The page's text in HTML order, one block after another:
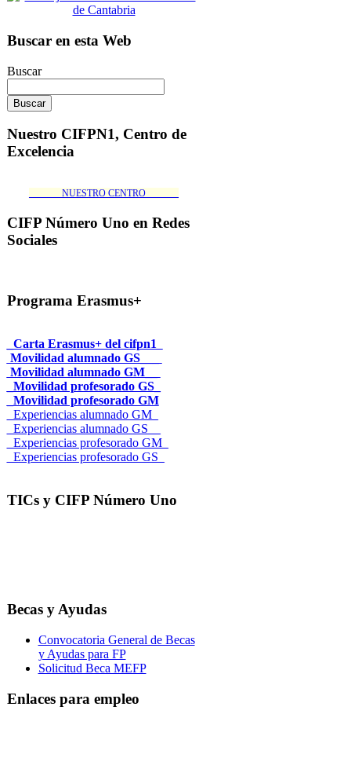
Buscar en esta Web
Buscar
Nuestro CIFPN1, Centro de
Excelencia
_______NUESTRO CENTRO_______
CIFP Número Uno en Redes
Sociales
Programa Erasmus+
_Carta Erasmus+ del cifpn1
Movilidad alumnado GS___
Movilidad alumnado GM__
_Movilidad profesorado GS_
_Movilidad profesorado GM
_Experiencias alumnado GM_
_Experiencias alumnado GS__
_Experiencias profesorado GM_
_Experiencias profesorado GS_
TICs y CIFP Número Uno
Becas y Ayudas
Convocatoria General de Becas
y Ayudas para FP
Solicitud Beca MEFP
Enlaces para empleo